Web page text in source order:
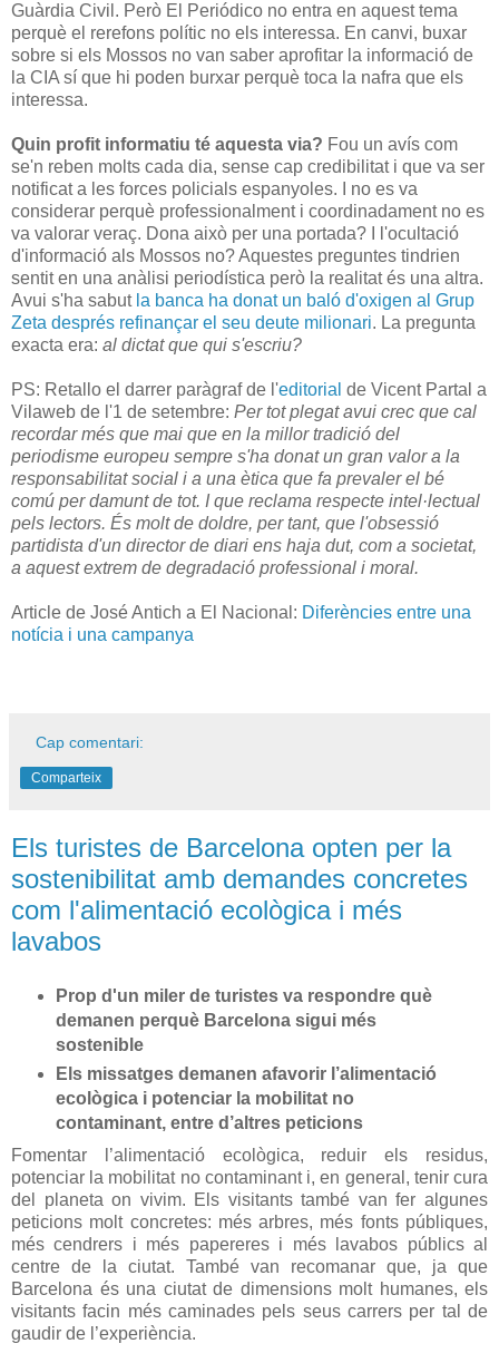
Guàrdia Civil. Però El Periódico no entra en aquest tema
perquè el rerefons polític no els interessa. En canvi, buxar
sobre si els Mossos no van saber aprofitar la informació de
la CIA sí que hi poden burxar perquè toca la nafra que els
interessa.
Quin profit informatiu té aquesta via? Fou un avís com
se'n reben molts cada dia, sense cap credibilitat i que va ser
notificat a les forces policials espanyoles. I no es va
considerar perquè professionalment i coordinadament no es
va valorar veraç. Dona això per una portada? I l'ocultació
d'informació als Mossos no? Aquestes preguntes tindrien
sentit en una anàlisi periodística però la realitat és una altra.
Avui s'ha sabut la banca ha donat un baló d'oxigen al Grup
Zeta després refinançar el seu deute milionari. La pregunta
exacta era: al dictat que qui s'escriu?
PS: Retallo el darrer paràgraf de l'editorial de Vicent Partal a
Vilaweb de l'1 de setembre: Per tot plegat avui crec que cal
recordar més que mai que en la millor tradició del
periodisme europeu sempre s'ha donat un gran valor a la
responsabilitat social i a una ètica que fa prevaler el bé
comú per damunt de tot. I que reclama respecte intel·lectual
pels lectors. És molt de doldre, per tant, que l'obsessió
partidista d'un director de diari ens haja dut, com a societat,
a aquest extrem de degradació professional i moral.
Article de José Antich a El Nacional: Diferències entre una
notícia i una campanya
Cap comentari:
Comparteix
Els turistes de Barcelona opten per la
sostenibilitat amb demandes concretes
com l'alimentació ecològica i més
lavabos
Prop d'un miler de turistes va respondre què
demanen perquè Barcelona sigui més
sostenible
Els missatges demanen afavorir l’alimentació
ecològica i potenciar la mobilitat no
contaminant, entre d’altres peticions
Fomentar l’alimentació ecològica, reduir els residus,
potenciar la mobilitat no contaminant i, en general, tenir cura
del planeta on vivim. Els visitants també van fer algunes
peticions molt concretes: més arbres, més fonts públiques,
més cendrers i més papereres i més lavabos públics al
centre de la ciutat. També van recomanar que, ja que
Barcelona és una ciutat de dimensions molt humanes, els
visitants facin més caminades pels seus carrers per tal de
gaudir de l’experiència.